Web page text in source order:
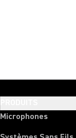
Microphones